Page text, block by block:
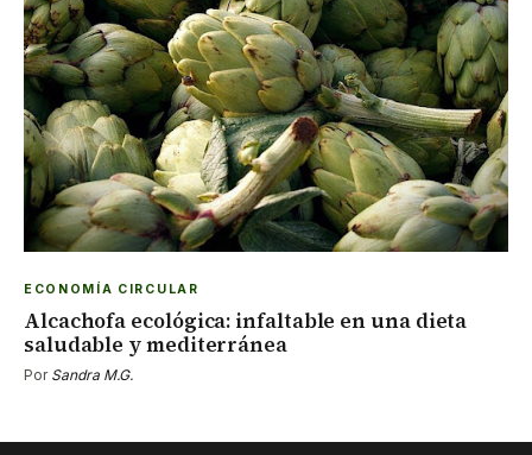
ECONOMÍA CIRCULAR
Alcachofa ecológica: infaltable en una dieta
saludable y mediterránea
Por Sandra M.G.